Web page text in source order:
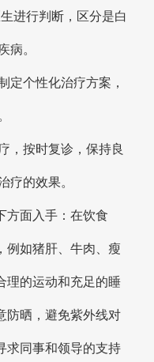
进行判断，区分是白
病。
定个性化治疗方案，
，按时复诊，保持良
疗的效果。
方面入手：在饮食
例如猪肝、牛肉、瘦
理的运动和充足的睡
防晒，避免紫外线对
求同事和领导的支持